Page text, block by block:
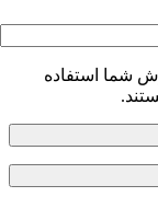
شما استفاده